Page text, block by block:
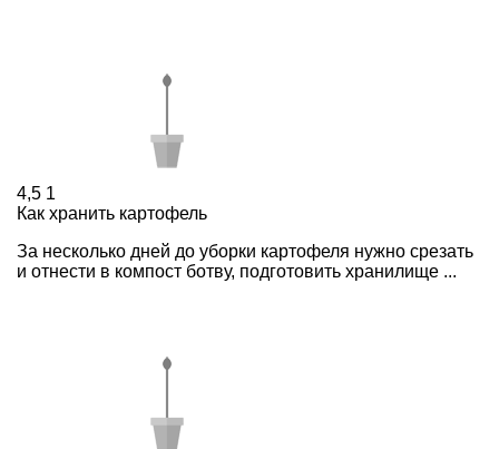
4,5 1
Как хранить картофель
За несколько дней до уборки картофеля нужно срезать
и отнести в компост ботву, подготовить хранилище ...